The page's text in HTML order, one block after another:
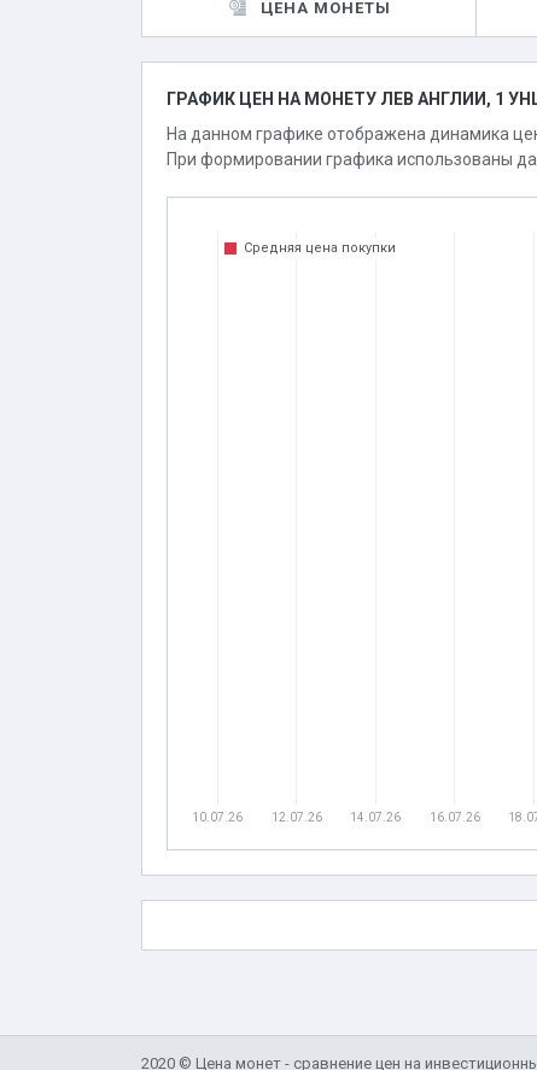
ЦЕНА МОНЕТЫ
ГРАФИК ЦЕН НА МОНЕТУ ЛЕВ АНГЛИИ, 1
На данном графике отображена динамика
При формировании графика использованы
10.07.26 12.07.26 14.07.26 16.07.26
Средняя цена покупки
2020 © Цена монет - сравнение цен на